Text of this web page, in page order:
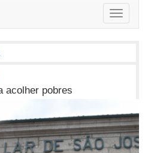
Toggle
acolher pobres